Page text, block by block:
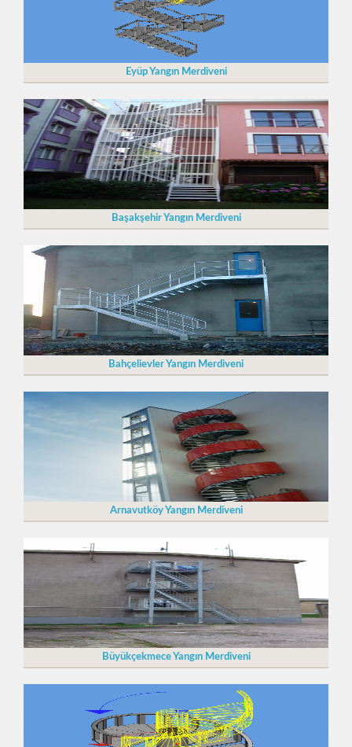
Eyüp Yangın Merdiveni
Başakşehir Yangın Merdiveni
Bahçelievler Yangın Merdiveni
Arnavutköy Yangın Merdiveni
Büyükçekmece Yangın Merdiveni